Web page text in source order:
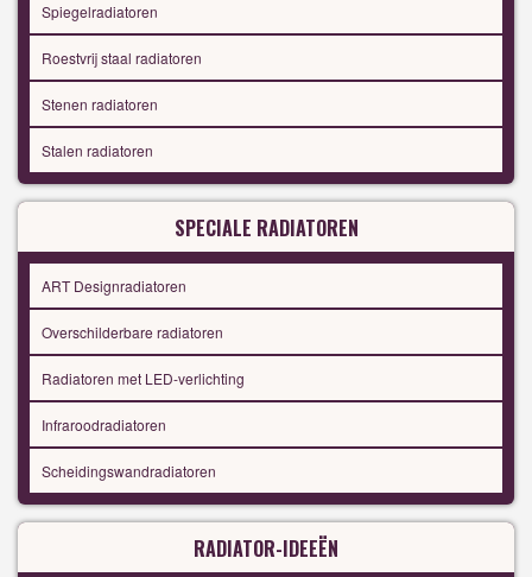
Spiegelradiatoren
Roestvrij staal radiatoren
Stenen radiatoren
Stalen radiatoren
SPECIALE RADIATOREN
ART Designradiatoren
Overschilderbare radiatoren
Radiatoren met LED-verlichting
Infraroodradiatoren
Scheidingswandradiatoren
RADIATOR-IDEEËN